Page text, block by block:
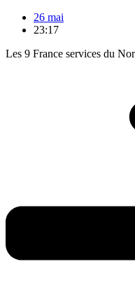
26 mai
23:17
Les 9 France services du